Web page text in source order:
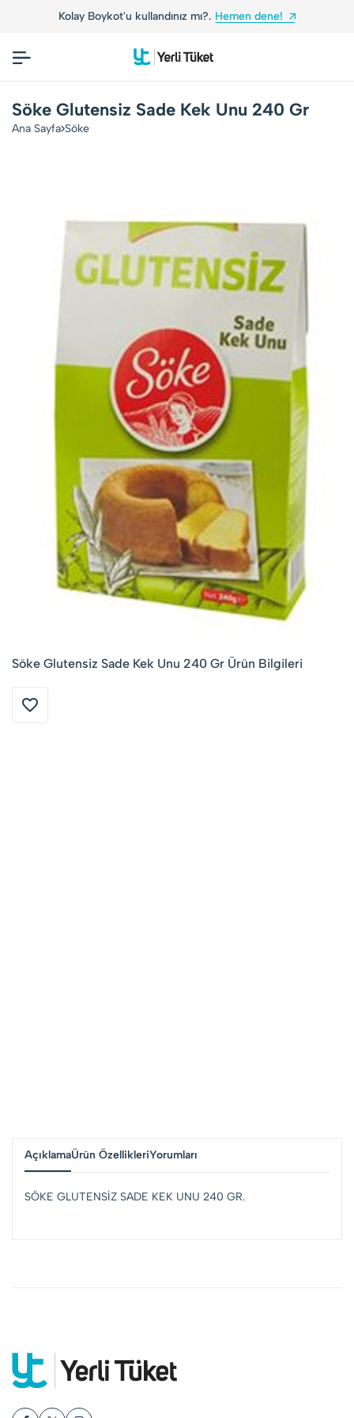
Kolay Boykot'u kullandınız mı?.Hemen dene!
Söke Glutensiz Sade Kek Unu 240 Gr
Ana Sayfa Söke
Söke Glutensiz Sade Kek Unu 240 Gr Ürün Bilgileri
AçıklamaÜrün ÖzellikleriYorumları
SÖKE GLUTENSİZ SADE KEK UNU 240 GR.